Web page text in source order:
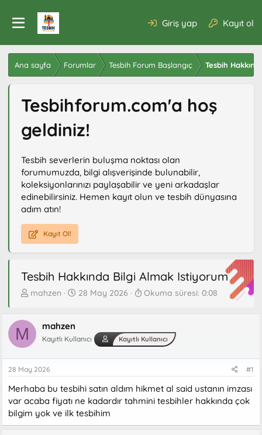
Giriş yap Kayıt ol
Ana sayfa Forumlar Tesbih Forum Başlangıç Tesbih
Tesbihforum.com'a hoş
geldiniz!
Tesbih severlerin buluşma noktası olan
forumumuzda, bilgi alışverişinde bulunabilir,
koleksiyonlarınızı paylaşabilir ve yeni arkadaşlar
edinebilirsiniz. Hemen kayıt olun ve tesbih dünyasına
adım atın!
Kayıt Ol!
Tesbih Hakkında Bilgi Almak Istiyorum
K
b
y
u
b
ş
l
a
t
mahzen
B
a
g
t
a
r
i
28 May 2026 Okuma süresi: 0:08
M mahzen
Kayıtlı Kullanıcı Kayıtlı Kullanıcı
28 May 2026 #1
Merhaba bu tesbihi satın aldım hikmet al said ustanın imzası
var acaba fiyatı ne kadardır tahmini tesbihler hakkında çok
bilgim yok ve ilk tesbihim